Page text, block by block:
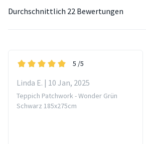
Durchschnittlich 22 Bewertungen
5 /5
Linda E. | 10 Jan, 2025
Teppich Patchwork - Wonder Grün
Schwarz 185x275cm